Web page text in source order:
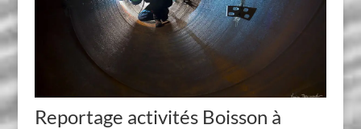
Reportage activités Boisson à